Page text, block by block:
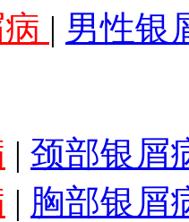
| 男性银
| 颈部银屑
| 胸部银屑